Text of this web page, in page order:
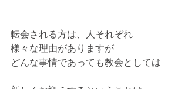
転会される方は、人それぞれ
様々な理由がありますが
どんな事情であっても教会としては